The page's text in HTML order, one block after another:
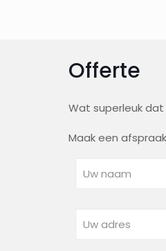
Offerte
Wat superleuk
Maak een